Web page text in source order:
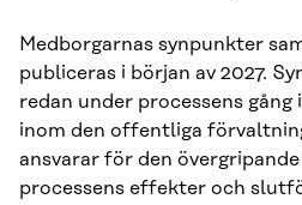
Medborgarnas synpunkter
publiceras i början av 2027.
redan under processens
inom den offentliga
ansvarar för den
processens effekter och